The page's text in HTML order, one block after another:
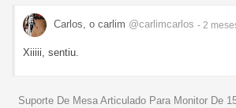
Carlos, o carlim @carlimcarlos - 2
Xiiiii, sentiu.
Suporte De Mesa Articulado Para Monitor De